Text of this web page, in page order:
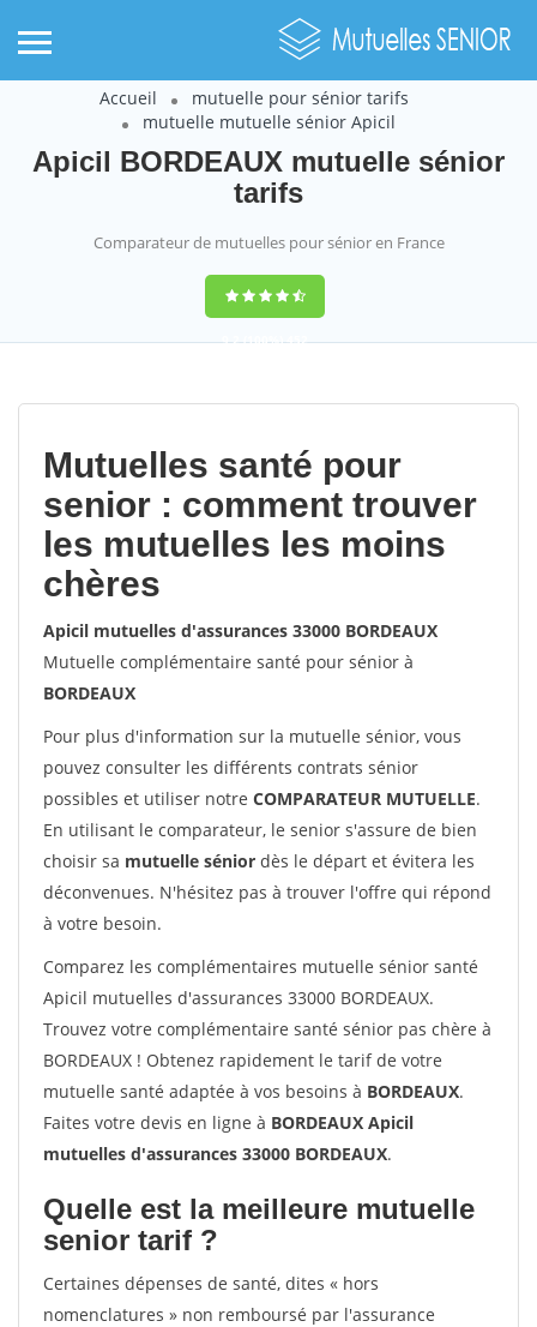
Accueil
mutuelle pour sénior tarifs
mutuelle mutuelle sénior Apicil
Apicil BORDEAUX mutuelle sénior
tarifs
Comparateur de mutuelles pour sénior en France
9,2(100%)452
Mutuelles santé pour
senior : comment trouver
les mutuelles les moins
chères
Apicil mutuelles d'assurances 33000 BORDEAUX
Mutuelle complémentaire santé pour sénior à
BORDEAUX
Pour plus d'information sur la mutuelle sénior, vous
pouvez consulter les différents contrats sénior
possibles et utiliser notre COMPARATEUR MUTUELLE.
En utilisant le comparateur, le senior s'assure de bien
choisir sa mutuelle sénior dès le départ et évitera les
déconvenues. N'hésitez pas à trouver l'offre qui répond
à votre besoin.
Comparez les complémentaires mutuelle sénior santé
Apicil mutuelles d'assurances 33000 BORDEAUX.
Trouvez votre complémentaire santé sénior pas chère à
BORDEAUX ! Obtenez rapidement le tarif de votre
mutuelle santé adaptée à vos besoins à BORDEAUX.
Faites votre devis en ligne à BORDEAUX Apicil
mutuelles d'assurances 33000 BORDEAUX.
Quelle est la meilleure mutuelle
senior tarif ?
Certaines dépenses de santé, dites « hors
nomenclatures » non remboursé par l'assurance